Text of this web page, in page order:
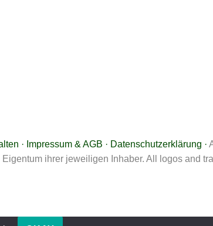
· Impressum & AGB · Datenschutzerklärung ·
ihrer jeweiligen Inhaber. All logos and